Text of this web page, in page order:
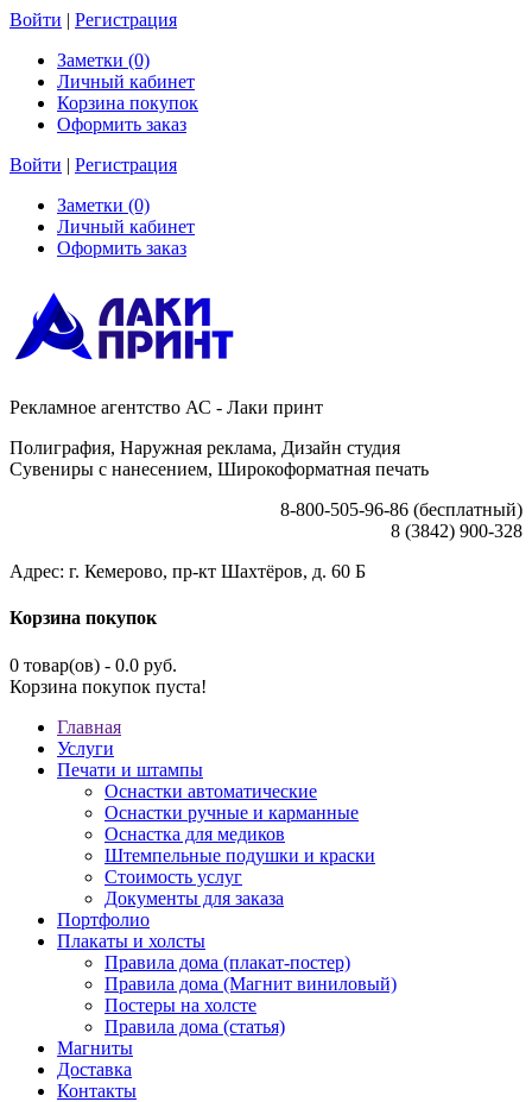
Войти | Регистрация
Заметки (0)
Личный кабинет
Корзина покупок
Оформить заказ
Войти | Регистрация
Заметки (0)
Личный кабинет
Оформить заказ
Рекламное агентство АС - Лаки принт
Полиграфия, Наружная реклама, Дизайн студия
Сувениры с нанесением, Широкоформатная печать
8-800-505-96-86 (бесплатный)
8 (3842) 900-328
Адрес: г. Кемерово, пр-кт Шахтёров, д. 60 Б
Корзина покупок
0 товар(ов) - 0.0 руб.
Корзина покупок пуста!
Главная
Услуги
Печати и штампы
Оснастки автоматические
Оснастки ручные и карманные
Оснастка для медиков
Штемпельные подушки и краски
Стоимость услуг
Документы для заказа
Портфолио
Плакаты и холсты
Правила дома (плакат-постер)
Правила дома (Магнит виниловый)
Постеры на холсте
Правила дома (статья)
Магниты
Доставка
Контакты